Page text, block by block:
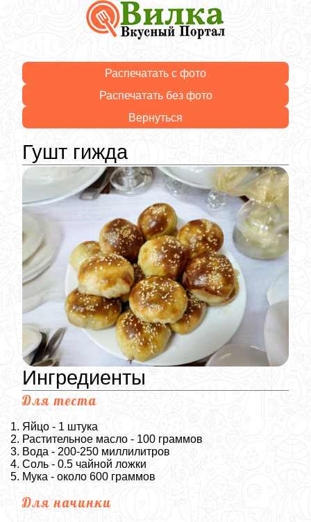
Распечатать с фото
Распечатать без фото
Вернуться
Гушт гижда
Ингредиенты
Для теста
Яйцо - 1 штука
Растительное масло - 100 граммов
Вода - 200-250 миллилитров
Соль - 0.5 чайной ложки
Мука - около 600 граммов
Для начинки